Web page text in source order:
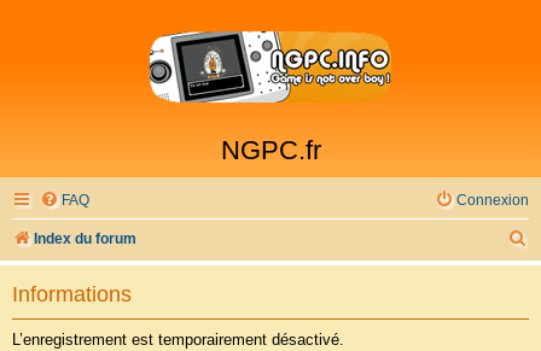
NGPC.fr
FAQ Connexion
Index du forum
e
Informations
L’enregistrement est temporairement désactivé.